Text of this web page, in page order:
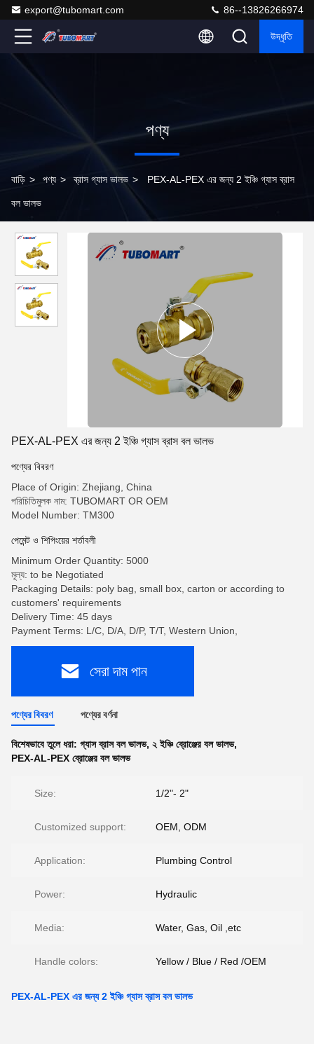
export@tubomart.com 86--13826266974
উদ্ধৃতি
পণ্য
বাড়ি > পণ্য > ব্রাস গ্যাস ভালভ > PEX-AL-PEX এর জন্য 2 ইঞ্চি গ্যাস ব্রাস
বল ভালভ
PEX-AL-PEX এর জন্য 2 ইঞ্চি গ্যাস ব্রাস বল ভালভ
পণ্যের বিবরণ
Place of Origin: Zhejiang, China
পরিচিতিমুলক নাম: TUBOMART OR OEM
Model Number: TM300
পেমেন্ট ও শিপিংয়ের শর্তাবলী
Minimum Order Quantity: 5000
মূল্য: to be Negotiated
Packaging Details: poly bag, small box, carton or according to
customers' requirements
Delivery Time: 45 days
Payment Terms: L/C, D/A, D/P, T/T, Western Union,
সেরা দাম পান
পণ্যের বিবরণ পণ্যের বর্ণনা
বিশেষভাবে তুলে ধরা: গ্যাস ব্রাস বল ভালভ, ২ ইঞ্চি ব্রোঞ্জের বল ভালভ,
PEX-AL-PEX ব্রোঞ্জের বল ভালভ
Size: 1/2"- 2"
Customized support: OEM, ODM
Application: Plumbing Control
Power: Hydraulic
Media: Water, Gas, Oil ,etc
Handle colors: Yellow / Blue / Red /OEM
PEX-AL-PEX এর জন্য 2 ইঞ্চি গ্যাস ব্রাস বল ভালভ